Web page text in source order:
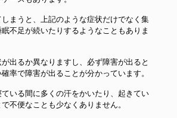
まうと、上記のような症状だけでなく集
不足が続いたりするようなこともありま
出るか異なりますし、必ず障害が出ると
率で障害が出ることが分かっています。
いる間に多くの汗をかいたり、起きてい
不便なことも少なくありません。